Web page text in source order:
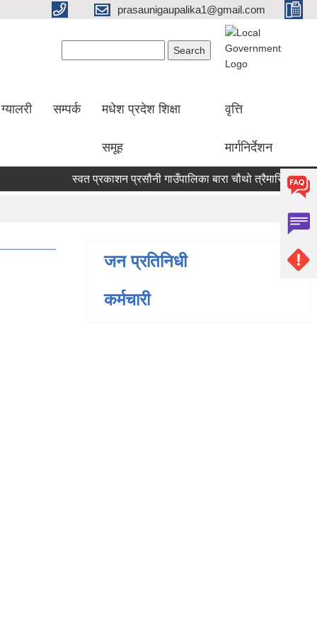
prasaunigaupalika1@gmail.com
ग्यालरी सम्पर्क मधेश प्रदेश शिक्षा
समूह
वृत्ति
मार्गनिर्देशन
स्वत प्रकाशन प्रसौनी गाउँपालिका बारा चौथो त्रैमासिक
जन प्रतिनिधी
कर्मचारी